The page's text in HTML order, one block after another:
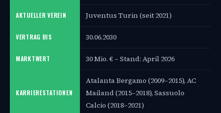
AKTUELLER VEREIN Juventus Turin (seit 2021)
VERTRAG BIS 30.06.2030
MARKTWERT 30 Mio. € – Stand: April 2026
KARRIERESTATIONEN
Atalanta Bergamo (2009–2015), AC
Mailand (2015–2018), Sassuolo
Calcio (2018–2021)